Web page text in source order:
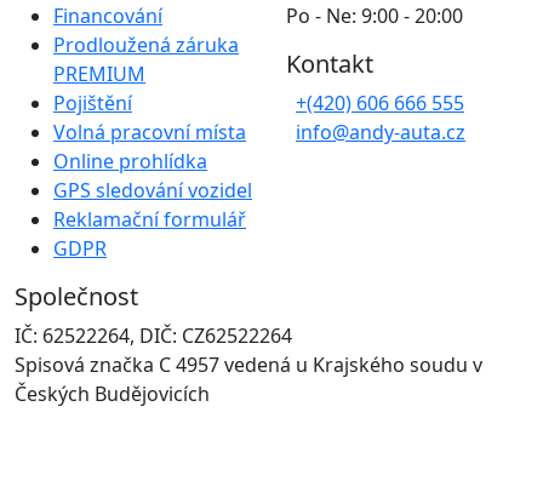
Financování
Prodloužená záruka
PREMIUM
Pojištění
Volná pracovní místa
Online prohlídka
GPS sledování vozidel
Reklamační formulář
GDPR
Po - Ne: 9:00 - 20:00
Kontakt
+(420) 606 666 555
info@andy-auta.cz
Společnost
IČ: 62522264, DIČ: CZ62522264
Spisová značka C 4957 vedená u Krajského soudu v
Českých Budějovicích